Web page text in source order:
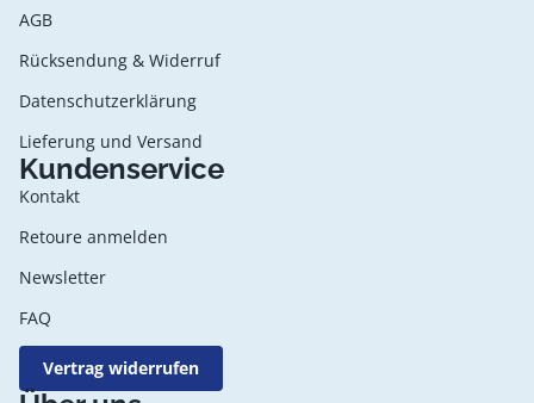
AGB
Rücksendung & Widerruf
Datenschutzerklärung
Lieferung und Versand
Kundenservice
Kontakt
Retoure anmelden
Newsletter
FAQ
Vertrag widerrufen
Datenschutzerklärung